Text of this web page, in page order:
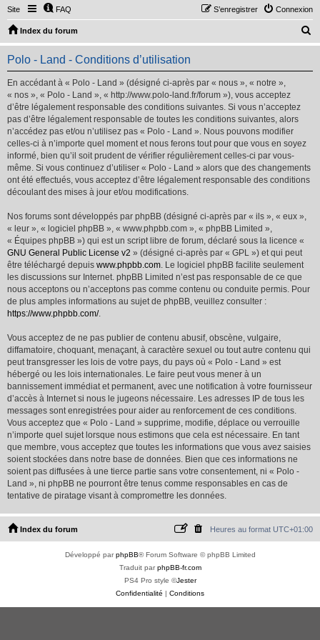
Site FAQ Connexion
S’enregistrer
Index du forum
e
Polo - Land - Conditions d’utilisation
En accédant à « Polo - Land » (désigné ci-après par « nous », « notre »,
« nos », « Polo - Land », « http://www.polo-land.fr/forum »), vous acceptez
d’être légalement responsable des conditions suivantes. Si vous n’acceptez
pas d’être légalement responsable de toutes les conditions suivantes, alors
n’accédez pas et/ou n’utilisez pas « Polo - Land ». Nous pouvons modifier
celles-ci à n’importe quel moment et nous ferons tout pour que vous en soyez
informé, bien qu’il soit prudent de vérifier régulièrement celles-ci par vous-
même. Si vous continuez d’utiliser « Polo - Land » alors que des changements
ont été effectués, vous acceptez d’être légalement responsable des conditions
découlant des mises à jour et/ou modifications.
Nos forums sont développés par phpBB (désigné ci-après par « ils », « eux »,
« leur », « logiciel phpBB », « www.phpbb.com », « phpBB Limited »,
« Équipes phpBB ») qui est un script libre de forum, déclaré sous la licence «
GNU General Public License v2 » (désigné ci-après par « GPL ») et qui peut
être téléchargé depuis www.phpbb.com. Le logiciel phpBB facilite seulement
les discussions sur Internet. phpBB Limited n’est pas responsable de ce que
nous acceptons ou n’acceptons pas comme contenu ou conduite permis. Pour
de plus amples informations au sujet de phpBB, veuillez consulter :
https://www.phpbb.com/.
Vous acceptez de ne pas publier de contenu abusif, obscène, vulgaire,
diffamatoire, choquant, menaçant, à caractère sexuel ou tout autre contenu qui
peut transgresser les lois de votre pays, du pays où « Polo - Land » est
hébergé ou les lois internationales. Le faire peut vous mener à un
bannissement immédiat et permanent, avec une notification à votre fournisseur
d’accès à Internet si nous le jugeons nécessaire. Les adresses IP de tous les
messages sont enregistrées pour aider au renforcement de ces conditions.
Vous acceptez que « Polo - Land » supprime, modifie, déplace ou verrouille
n’importe quel sujet lorsque nous estimons que cela est nécessaire. En tant
que membre, vous acceptez que toutes les informations que vous avez saisies
soient stockées dans notre base de données. Bien que ces informations ne
soient pas diffusées à une tierce partie sans votre consentement, ni « Polo -
Land », ni phpBB ne pourront être tenus comme responsables en cas de
tentative de piratage visant à compromettre les données.
Index du forum Heures au format UTC+01:00
Développé parphpBB® Forum Software © phpBB Limited
Traduit parphpBB-fr.com
PS4 Pro style ©Jester
Confidentialité | Conditions